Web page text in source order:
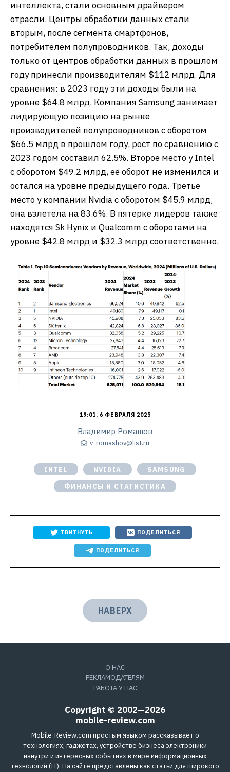
интеллекта, стали основным драйвером
отрасли. Центры обработки данных стали
вторым, после сегмента смартфонов,
потребителем полупроводников. Так, доходы
только от центров обработки данных в прошлом
году принесли производителям $112 млрд. Для
сравнения: в 2023 году эти доходы были на
уровне $64.8 млрд. Компания Samsung занимает
лидирующую позицию на рынке
производителей полупроводников с оборотом
$66.5 млрд в прошлом году, рост по сравнению с
2023 годом составил 62.5%. Второе место у Intel
с оборотом $49.2 млрд, её оборот не изменился и
остался на уровне предыдущего года. Третье
место у компании Nvidia с оборотом $45.9 млрд,
она взлетела на 83.6%. В пятерке лидеров также
находятся Sk Hynix и Qualcomm с оборотами на
уровне $42.8 млрд и $32.3 млрд соответственно.
19:01, 6 ФЕВРАЛЯ 2025
Владимир Ромашов
v_romashov@list.ru
INTEL NVIDIA
SAMSUNG
ФИНАНСЫ И СТАТИСТИКА
ТВИТНУТЬ ПОДЕЛИТЬСЯ
ПОДЕЛИТЬСЯ
НАВЕРХ
О НАС
РЕКЛАМОДАТЕЛЯМ
РАБОТА У НАС
Copyright © 2002—2026
mobile-review.com
Mobile-Review.com простым языком рассказывает о
технологиях, гаджетах, устройстве бизнеса электроники
изнутри и интересных событиях в мире информационных
технологий (IT). На сайте представлены как статьи для широкого